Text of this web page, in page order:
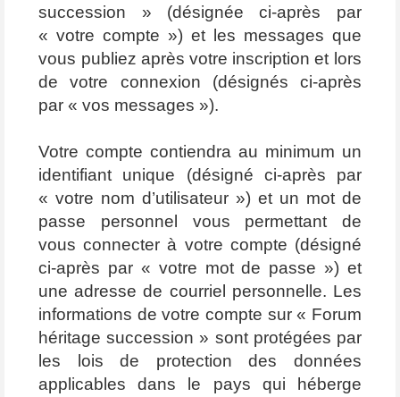
succession » (désignée ci-après par
« votre compte ») et les messages que
vous publiez après votre inscription et lors
de votre connexion (désignés ci-après
par « vos messages »).
Votre compte contiendra au minimum un
identifiant unique (désigné ci-après par
« votre nom d’utilisateur ») et un mot de
passe personnel vous permettant de
vous connecter à votre compte (désigné
ci-après par « votre mot de passe ») et
une adresse de courriel personnelle. Les
informations de votre compte sur « Forum
héritage succession » sont protégées par
les lois de protection des données
applicables dans le pays qui héberge